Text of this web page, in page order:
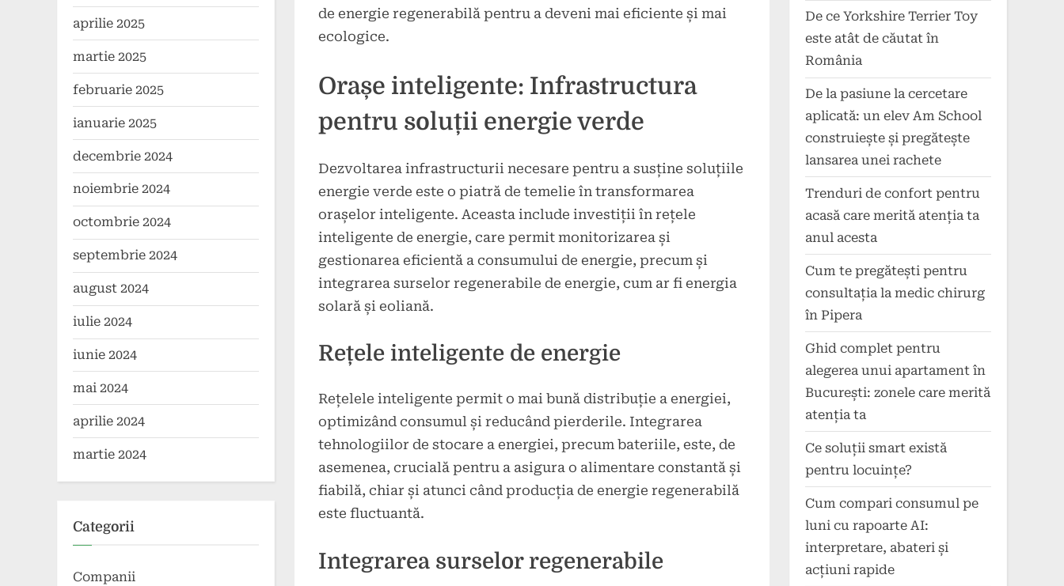
de energie regenerabilă pentru a deveni mai eficiente și mai
ecologice.
Orașe inteligente: Infrastructura
pentru soluții energie verde
Dezvoltarea infrastructurii necesare pentru a susține soluțiile
energie verde este o piatră de temelie în transformarea
orașelor inteligente. Aceasta include investiții în rețele
inteligente de energie, care permit monitorizarea și
gestionarea eficientă a consumului de energie, precum și
integrarea surselor regenerabile de energie, cum ar fi energia
solară și eoliană.
Rețele inteligente de energie
Rețelele inteligente permit o mai bună distribuție a energiei,
optimizând consumul și reducând pierderile. Integrarea
tehnologiilor de stocare a energiei, precum bateriile, este, de
asemenea, crucială pentru a asigura o alimentare constantă și
fiabilă, chiar și atunci când producția de energie regenerabilă
este fluctuantă.
Integrarea surselor regenerabile
aprilie 2025
martie 2025
februarie 2025
ianuarie 2025
decembrie 2024
noiembrie 2024
octombrie 2024
septembrie 2024
august 2024
iulie 2024
iunie 2024
mai 2024
aprilie 2024
martie 2024
Categorii
Companii
De ce Yorkshire Terrier Toy
este atât de căutat în
România
De la pasiune la cercetare
aplicată: un elev Am School
construiește și pregătește
lansarea unei rachete
Trenduri de confort pentru
acasă care merită atenția ta
anul acesta
Cum te pregătești pentru
consultația la medic chirurg
în Pipera
Ghid complet pentru
alegerea unui apartament în
București: zonele care merită
atenția ta
Ce soluții smart există
pentru locuințe?
Cum compari consumul pe
luni cu rapoarte AI:
interpretare, abateri și
acțiuni rapide